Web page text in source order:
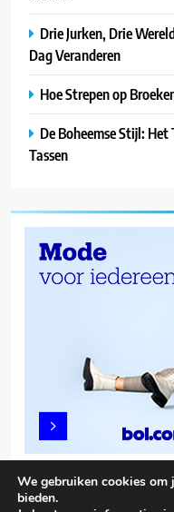
Drie Jurken, Drie
Dag Veranderen
Hoe Strepen op
De Boheemse Stijl:
Tassen
We gebruiken cookies om
bieden.